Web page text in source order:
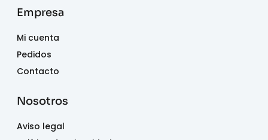
Empresa
Mi cuenta
Pedidos
Contacto
Nosotros
Aviso legal